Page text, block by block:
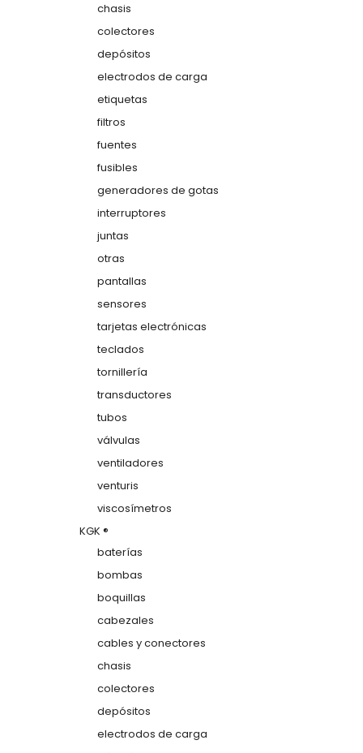
chasis
colectores
depósitos
electrodos de carga
etiquetas
filtros
fuentes
fusibles
generadores de gotas
interruptores
juntas
otras
pantallas
sensores
tarjetas electrónicas
teclados
tornillería
transductores
tubos
válvulas
ventiladores
venturis
viscosímetros
KGK ®
baterías
bombas
boquillas
cabezales
cables y conectores
chasis
colectores
depósitos
electrodos de carga